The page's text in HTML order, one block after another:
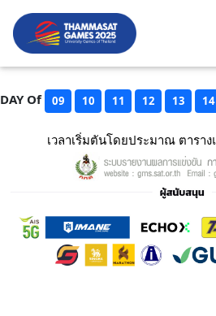
DAY Of 09 10 11 12 13 14
เวลาเริ่มตันโดยประมาณ ตารา